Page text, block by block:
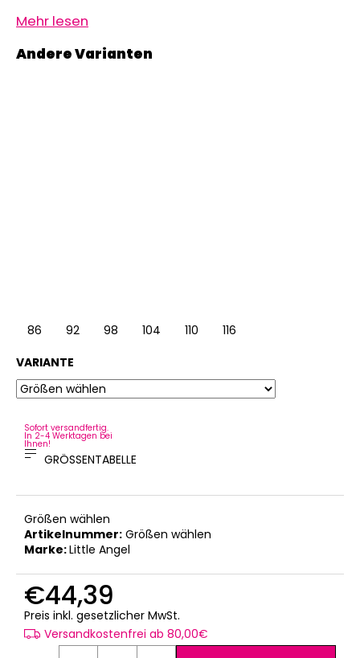
Mehr lesen
86 92 98 104 110 116
VARIANTE
Sofort versandfertig.
In 2-4 Werktagen bei
Ihnen!
GRÖSSENTABELLE
Größen wählen
Artikelnummer: Größen wählen
Marke:Little Angel
€44,39
Preis inkl. gesetzlicher MwSt.
Versandkostenfrei ab 80,00€